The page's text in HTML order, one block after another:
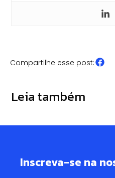
Compartilhe esse post:
Leia também
CLASSIFICAÇÃO FISCAL
evitar multas e retenções
Inscreva-se na